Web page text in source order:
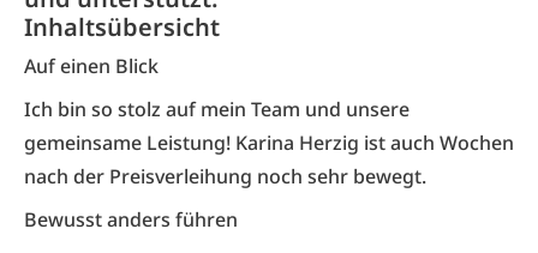
Inhaltsübersicht
Auf einen Blick
Ich bin so stolz auf mein Team und unsere
gemeinsame Leistung! Karina Herzig ist auch Wochen
nach der Preisverleihung noch sehr bewegt.
Bewusst anders führen